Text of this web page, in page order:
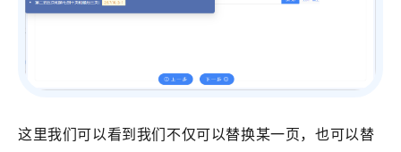
这里我们可以看到我们不仅可以替换某一页，也可以替